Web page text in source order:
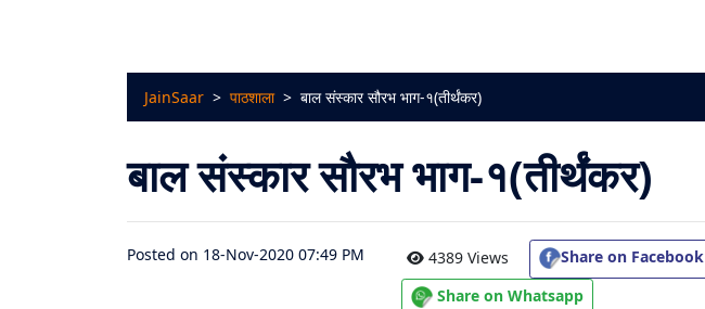
JainSaar > पाठशाला> बाल संस्कार सौरभ भाग-१(तीर्थंकर)
बाल संस्कार सौरभ भाग-१(तीर्थंकर)
Posted on 18-Nov-2020 07:49 PM 4389 Views
Share on Facebook
Share on Whatsapp